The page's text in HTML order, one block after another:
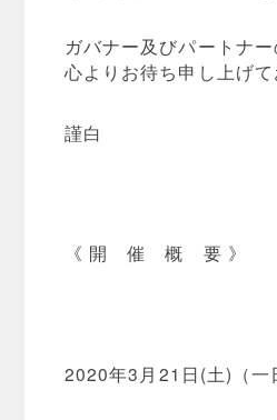
ガバナー及びパートナ
心よりお待ち申し上げて
謹白
《 開 催 概 要 》
2020年3月21日(土)（一